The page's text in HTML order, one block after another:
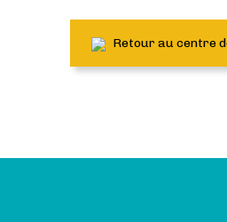
Retour au centre